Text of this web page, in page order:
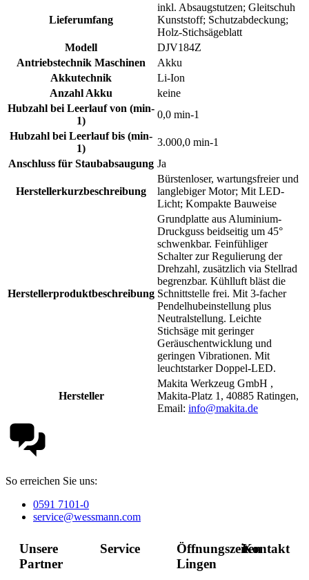
Lieferumfang
inkl. Absaugstutzen; Gleitschuh
Kunststoff; Schutzabdeckung;
Holz-Stichsägeblatt
Modell
DJV184Z
Antriebstechnik Maschinen
Akku
Akkutechnik
Li-Ion
Anzahl Akku
keine
Hubzahl bei Leerlauf von (min-
1)
0,0 min-1
Hubzahl bei Leerlauf bis (min-
1)
3.000,0 min-1
Anschluss für Staubabsaugung Ja
Herstellerkurzbeschreibung
Bürstenloser, wartungsfreier und
langlebiger Motor; Mit LED-
Licht; Kompakte Bauweise
Herstellerproduktbeschreibung
Grundplatte aus Aluminium-
Druckguss beidseitig um 45°
schwenkbar. Feinfühliger
Schalter zur Regulierung der
Drehzahl, zusätzlich via Stellrad
begrenzbar. Kühlluft bläst die
Schnittstelle frei. Mit 3-facher
Pendelhubeinstellung plus
Neutralstellung. Leichte
Stichsäge mit geringer
Geräuschentwicklung und
geringen Vibrationen. Mit
leuchtstarker Doppel-LED.
Hersteller
Makita Werkzeug GmbH ,
Makita-Platz 1, 40885 Ratingen,
Email: info@makita.de
So erreichen Sie uns:
0591 7101-0
service@wessmann.com
Unsere
Partner
Service
Öffnungszeiten
Lingen
Kontakt